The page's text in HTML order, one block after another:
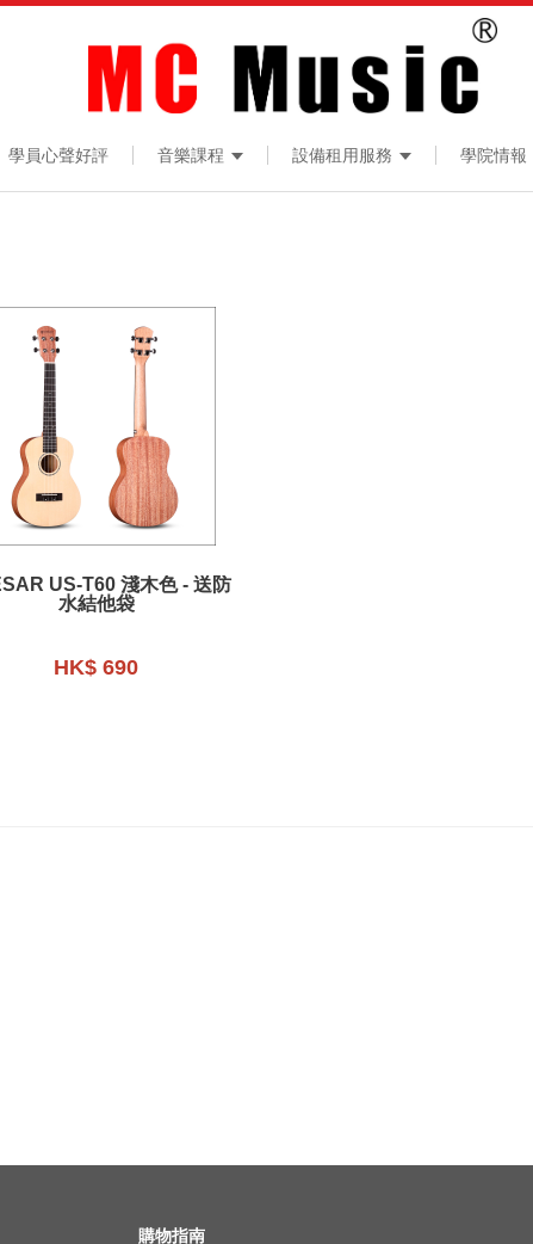
學員心聲好評 音樂課程 設備租用服務 學院情報
US-T60 淺木色 - 送防
水結他袋
HK$ 690
購物指南